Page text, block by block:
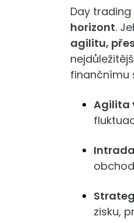
Day
horizont.
agilitu,
finančnímu
Agilita
zisku,